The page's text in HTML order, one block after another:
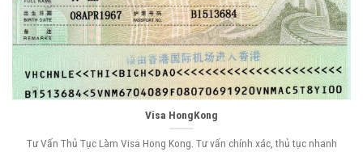
Visa HongKong
Tư Vấn Thủ Tục Làm Visa Hong Kong. Tư vấn chính xác, thủ tục nhanh